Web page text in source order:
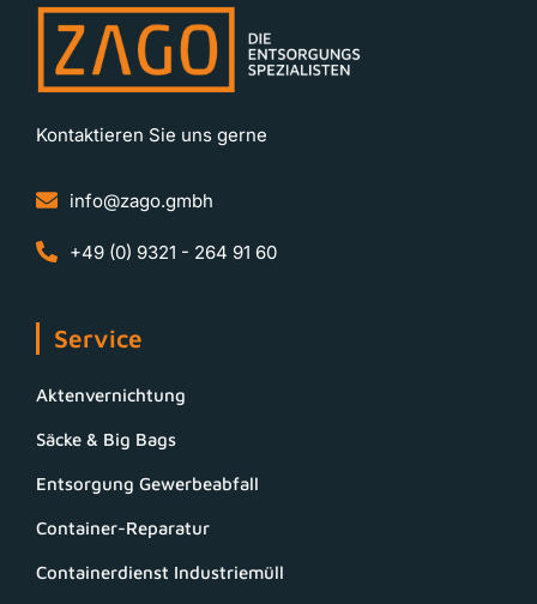
Kontaktieren Sie uns gerne
info@zago.gmbh
+49 (0) 9321 - 264 91 60
Service
Aktenvernichtung
Säcke & Big Bags
Entsorgung Gewerbeabfall
Container-Reparatur
Containerdienst Industriemüll